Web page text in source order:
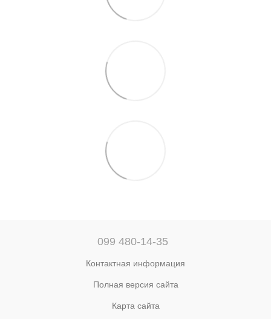
099 480-14-35
Контактная информация
Полная версия сайта
Карта сайта